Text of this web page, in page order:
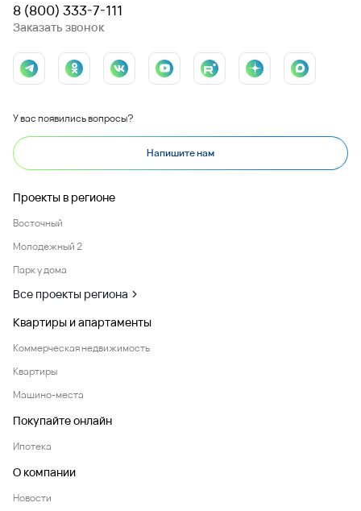
8 (800) 333-7-111
Заказать звонок
У вас появились вопросы?
Напишите нам
Проекты в регионе
Восточный
Молодежный 2
Парк у дома
Все проекты региона
Квартиры и апартаменты
Коммерческая недвижимость
Квартиры
Машино-места
Покупайте онлайн
Ипотека
О компании
Новости